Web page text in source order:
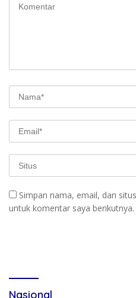
Simpan nama, email, dan
untuk komentar saya berikutnya.
Nasional